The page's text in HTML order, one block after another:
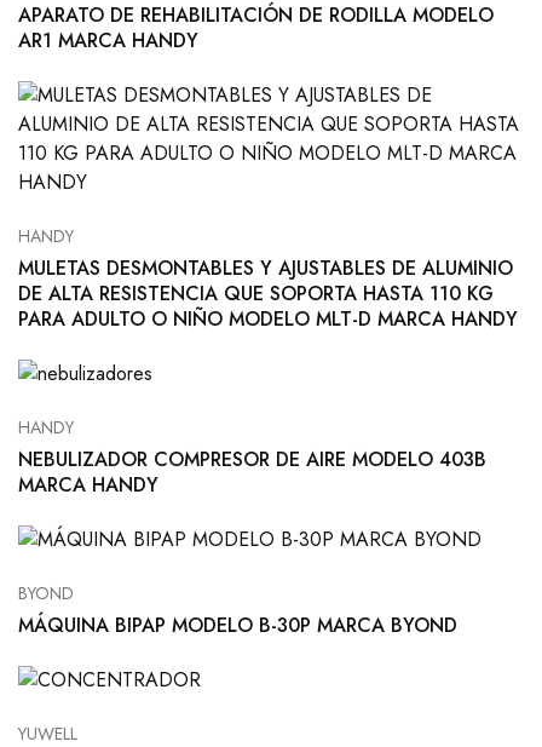
APARATO DE REHABILITACIÓN DE RODILLA MODELO
AR1 MARCA HANDY
HANDY
MULETAS DESMONTABLES Y AJUSTABLES DE ALUMINIO
DE ALTA RESISTENCIA QUE SOPORTA HASTA 110 KG
PARA ADULTO O NIÑO MODELO MLT-D MARCA HANDY
HANDY
NEBULIZADOR COMPRESOR DE AIRE MODELO 403B
MARCA HANDY
BYOND
MÁQUINA BIPAP MODELO B-30P MARCA BYOND
YUWELL